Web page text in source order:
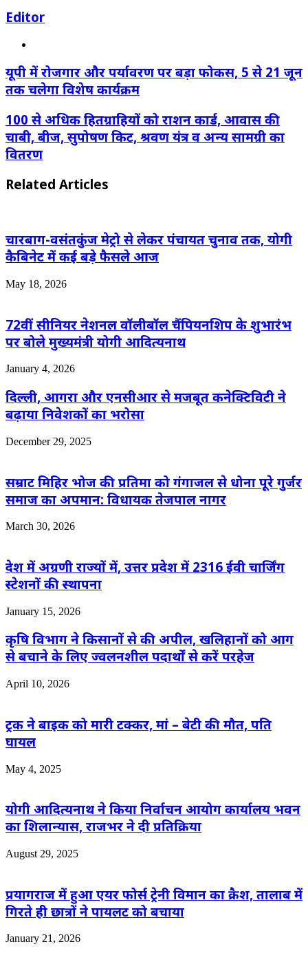
Editor
यूपी में रोजगार और पर्यावरण पर बड़ा फोकस, 5 से 21 जून
तक चलेगा विशेष कार्यक्रम
100 से अधिक हितग्राहियों को राशन कार्ड, आवास की
चाबी, बीज, सुपोषण किट, श्रवण यंत्र व अन्य सामग्री का
वितरण
Related Articles
चारबाग-वसंतकुंज मेट्रो से लेकर पंचायत चुनाव तक, योगी
कैबिनेट में कई बड़े फैसले आज
May 18, 2026
72वीं सीनियर नेशनल वॉलीबॉल चैंपियनशिप के शुभारंभ
पर बोले मुख्यमंत्री योगी आदित्यनाथ
January 4, 2026
दिल्ली, आगरा और एनसीआर से मजबूत कनेक्टिविटी ने
बढ़ाया निवेशकों का भरोसा
December 29, 2025
सम्राट मिहिर भोज की प्रतिमा को गंगाजल से धोना पूरे गुर्जर
समाज का अपमान: विधायक तेजपाल नागर
March 30, 2026
देश में अग्रणी राज्यों में, उत्तर प्रदेश में 2316 ईवी चार्जिंग
स्टेशनों की स्थापना
January 15, 2026
कृषि विभाग ने किसानों से की अपील, खलिहानों को आग
से बचाने के लिए ज्वलनशील पदार्थों से करें परहेज
April 10, 2026
ट्रक ने बाइक को मारी टक्कर, मां – बेटी की मौत, पति
घायल
May 4, 2025
योगी आदित्यनाथ ने किया निर्वाचन आयोग कार्यालय भवन
का शिलान्यास, राजभर ने दी प्रतिक्रिया
August 29, 2025
प्रयागराज में हुआ एयर फोर्स ट्रेनी विमान का क्रैश, तालाब में
गिरते ही छात्रों ने पायलट को बचाया
January 21, 2026